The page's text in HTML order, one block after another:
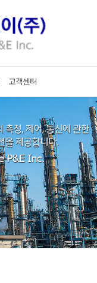
고객센터